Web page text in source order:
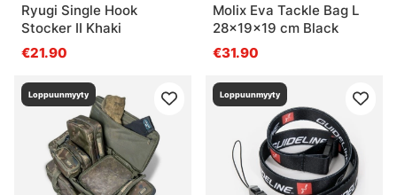
Ryugi Single Hook
Stocker II Khaki
€21.90
Molix Eva Tackle Bag L
28x19x19 cm Black
€31.90
Loppuunmyyty Loppuunmyyty